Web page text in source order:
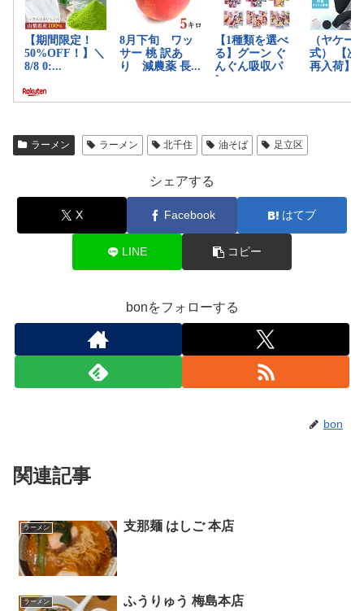
ラーメン ラーメン 北千住 油そば 足立区
シェアする
X Facebook はてブ
LINE コピー
bonをフォローする
bon
関連記事
ラーメン 支那麺 はしご 本店
ラーメン ふうりゅう 梅島本店